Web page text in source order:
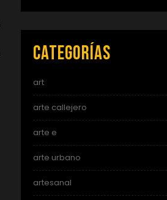
Categorías
art
arte callejero
arte e
arte urbano
artesanal